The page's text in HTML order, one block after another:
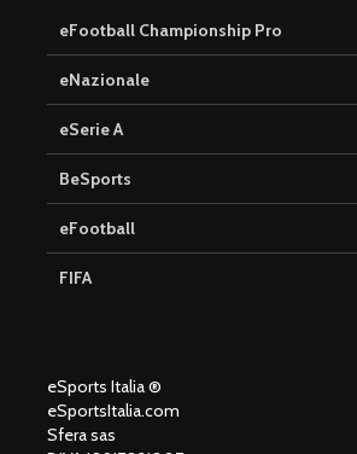
eFootball Championship Pro
eNazionale
eSerie A
BeSports
eFootball
FIFA
eSports Italia ®
eSportsItalia.com
Sfera sas